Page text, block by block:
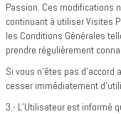
Passion. Ces modifications
continuant à utiliser Visites
les Conditions Générales
prendre régulièrement
Si vous n'êtes pas d'accord
cesser immédiatement
3.- L’Utilisateur est informé